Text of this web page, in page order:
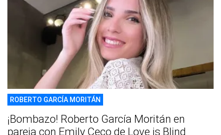
ROBERTO GARCÍA MORITÁN
¡Bombazo! Roberto García Moritán en
pareja con Emily Ceco de Love is Blind